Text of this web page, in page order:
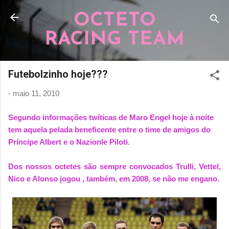
Pular para o conteúdo principal
OCTETO
RACING TEAM
Futebolzinho hoje???
- maio 11, 2010
Segundo informações twíticas de Maro Engel hoje à noite
tem aquela pelada beneficente entre o time de amigos do
Príncipe Albert e o Nazionle Piloti.
Dos nossos octetes são sempre convocados Trulli, Vettel,
Nico e Alonso jogou , também, em 2008, se não me engano.